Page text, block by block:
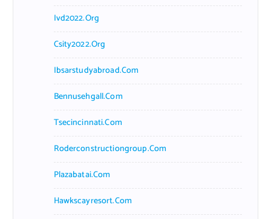
Ivd2022.org
Csity2022.org
Ibsarstudyabroad.com
Bennusehgall.com
Tsecincinnati.com
Roderconstructiongroup.com
Plazabatai.com
Hawkscayresort.com